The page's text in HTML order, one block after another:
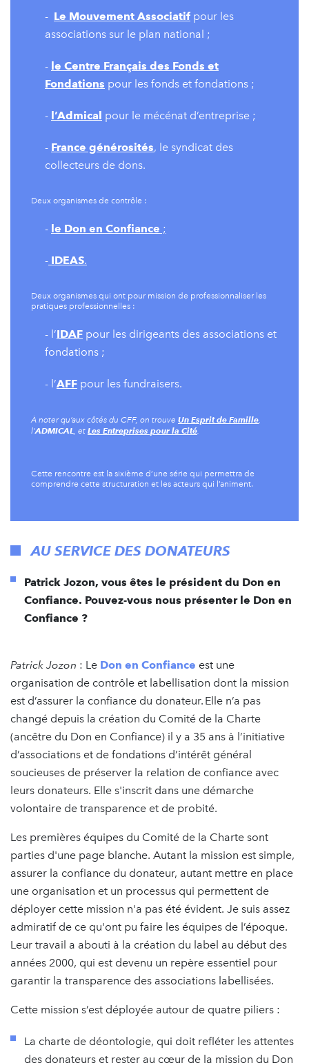
- Le Mouvement Associatif pour les
associations sur le plan national ;
- le Centre Français des Fonds et
Fondations pour les fonds et fondations ;
- l’Admical pour le mécénat d’entreprise ;
- France générosités, le syndicat des
collecteurs de dons.
Deux organismes de contrôle :
- le Don en Confiance ;
- IDEAS.
Deux organismes qui ont pour mission de professionnaliser les
pratiques professionnelles :
- l’IDAF pour les dirigeants des associations et
fondations ;
- l’AFF pour les fundraisers.
À noter qu’aux côtés du CFF, on trouve Un Esprit de Famille
l'ADMICAL , et Les Entreprises pour la Cité
Cette rencontre est la sixième d’une série qui permettra de
comprendre cette structuration et les acteurs qui l’animent.
AU SERVICE DES DONATEURS
Patrick Jozon, vous êtes le président du Don en
Confiance. Pouvez-vous nous présenter le Don en
Confiance ?
Patrick Jozon : Le Don en Confiance est une
organisation de contrôle et labellisation dont la mission
est d’assurer la confiance du donateur. Elle n’a pas
changé depuis la création du Comité de la Charte
(ancêtre du Don en Confiance) il y a 35 ans à l’initiative
d’associations et de fondations d’intérêt général
soucieuses de préserver la relation de confiance avec
leurs donateurs. Elle s'inscrit dans une démarche
volontaire de transparence et de probité.
Les premières équipes du Comité de la Charte sont
parties d'une page blanche. Autant la mission est simple,
assurer la confiance du donateur, autant mettre en place
une organisation et un processus qui permettent de
déployer cette mission n'a pas été évident. Je suis assez
admiratif de ce qu'ont pu faire les équipes de l’époque.
Leur travail a abouti à la création du label au début des
années 2000, qui est devenu un repère essentiel pour
garantir la transparence des associations labellisées.
Cette mission s’est déployée autour de quatre piliers :
La charte de déontologie, qui doit refléter les attentes
des donateurs et rester au cœur de la mission du Don